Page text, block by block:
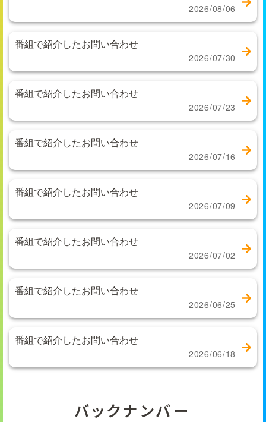
2026/08/06
番組で紹介したお問い合わせ
2026/07/30
番組で紹介したお問い合わせ
2026/07/23
番組で紹介したお問い合わせ
2026/07/16
番組で紹介したお問い合わせ
2026/07/09
番組で紹介したお問い合わせ
2026/07/02
番組で紹介したお問い合わせ
2026/06/25
番組で紹介したお問い合わせ
2026/06/18
バックナンバー